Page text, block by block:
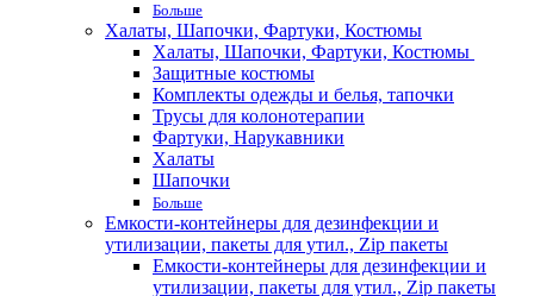
Больше
Халаты, Шапочки, Фартуки, Костюмы
Халаты, Шапочки, Фартуки, Костюмы
Защитные костюмы
Комплекты одежды и белья, тапочки
Трусы для колонотерапии
Фартуки, Нарукавники
Халаты
Шапочки
Больше
Емкости-контейнеры для дезинфекции и
утилизации, пакеты для утил., Zip пакеты
Емкости-контейнеры для дезинфекции и
утилизации, пакеты для утил., Zip пакеты